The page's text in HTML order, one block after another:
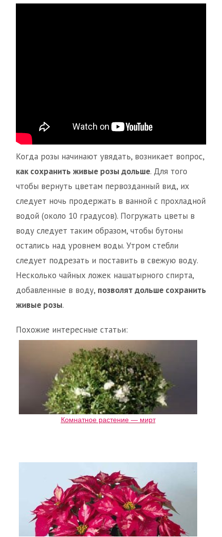
Когда розы начинают увядать, возникает вопрос,
как сохранить живые розы дольше. Для того
чтобы вернуть цветам первозданный вид, их
следует ночь продержать в ванной с прохладной
водой (около 10 градусов). Погружать цветы в
воду следует таким образом, чтобы бутоны
остались над уровнем воды. Утром стебли
следует подрезать и поставить в свежую воду.
Несколько чайных ложек нашатырного спирта,
добавленные в воду, позволят дольше сохранить
живые розы.
Похожие интересные статьи:
Комнатное растение — мирт